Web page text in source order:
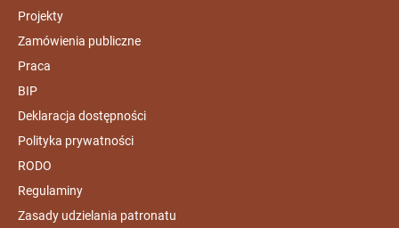
Projekty
Zamówienia publiczne
Praca
BIP
Deklaracja dostępności
Polityka prywatności
RODO
Regulaminy
Zasady udzielania patronatu